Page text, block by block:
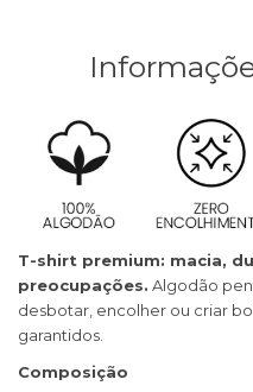
T-shirt premium: macia,
preocupações. Algodão
desbotar, encolher ou criar
garantidos.
Composição